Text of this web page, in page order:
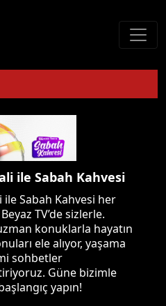
ile Sabah Kahvesi
ile Sabah Kahvesi her
TV’de sizlerle.
konuklarla hayatın
ele alıyor, yaşama
sohbetler
Güne bizimle
yapın!